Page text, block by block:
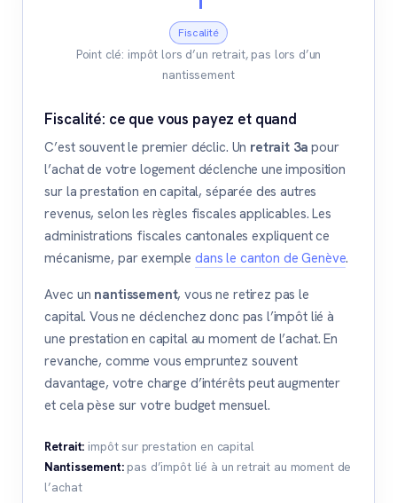
Fiscalité
Point clé: impôt lors d’un retrait, pas lors d’un
nantissement
Fiscalité: ce que vous payez et quand
C’est souvent le premier déclic. Un retrait 3a pour
l’achat de votre logement déclenche une imposition
sur la prestation en capital, séparée des autres
revenus, selon les règles fiscales applicables. Les
administrations fiscales cantonales expliquent ce
mécanisme, par exempledans le canton de Genève.
Avec un nantissement, vous ne retirez pas le
capital. Vous ne déclenchez donc pas l’impôt lié à
une prestation en capital au moment de l’achat. En
revanche, comme vous empruntez souvent
davantage, votre charge d’intérêts peut augmenter
et cela pèse sur votre budget mensuel.
Retrait: impôt sur prestation en capital
Nantissement:pas d’impôt lié à un retrait au moment de
l’achat